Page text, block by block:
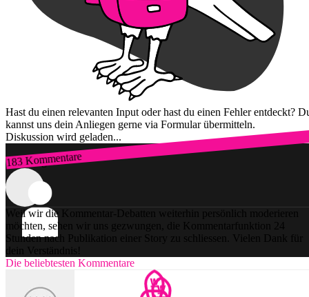
Hast du einen relevanten Input oder hast du einen Fehler entdeckt?
kannst uns dein Anliegen gerne via Formular übermitteln.
Diskussion wird geladen...
183 Kommentare
Zum Login
Weil wir die Kommentar-Debatten weiterhin persönlich moderieren
möchten, sehen wir uns gezwungen, die Kommentarfunktion 24
Stunden nach Publikation einer Story zu schliessen. Vielen Dank für
dein Verständnis!
Die beliebtesten Kommentare